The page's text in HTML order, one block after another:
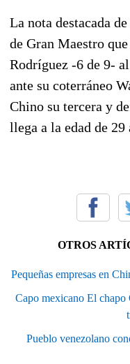
La nota destacada
de Gran Maestro
Rodríguez -6 de 9-
ante su coterráneo
Chino su tercera y
llega a la edad de 29
OTROS
Pequeñas empresas en
Capo mexicano El
Pueblo venezolano